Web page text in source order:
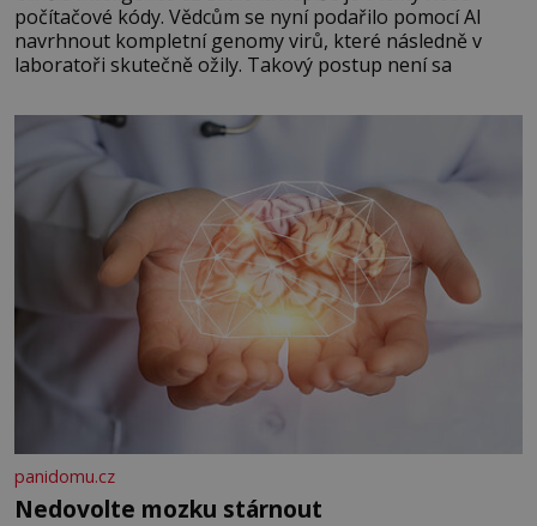
počítačové kódy. Vědcům se nyní podařilo pomocí AI
navrhnout kompletní genomy virů, které následně v
laboratoři skutečně ožily. Takový postup není sa
panidomu.cz
Nedovolte mozku stárnout